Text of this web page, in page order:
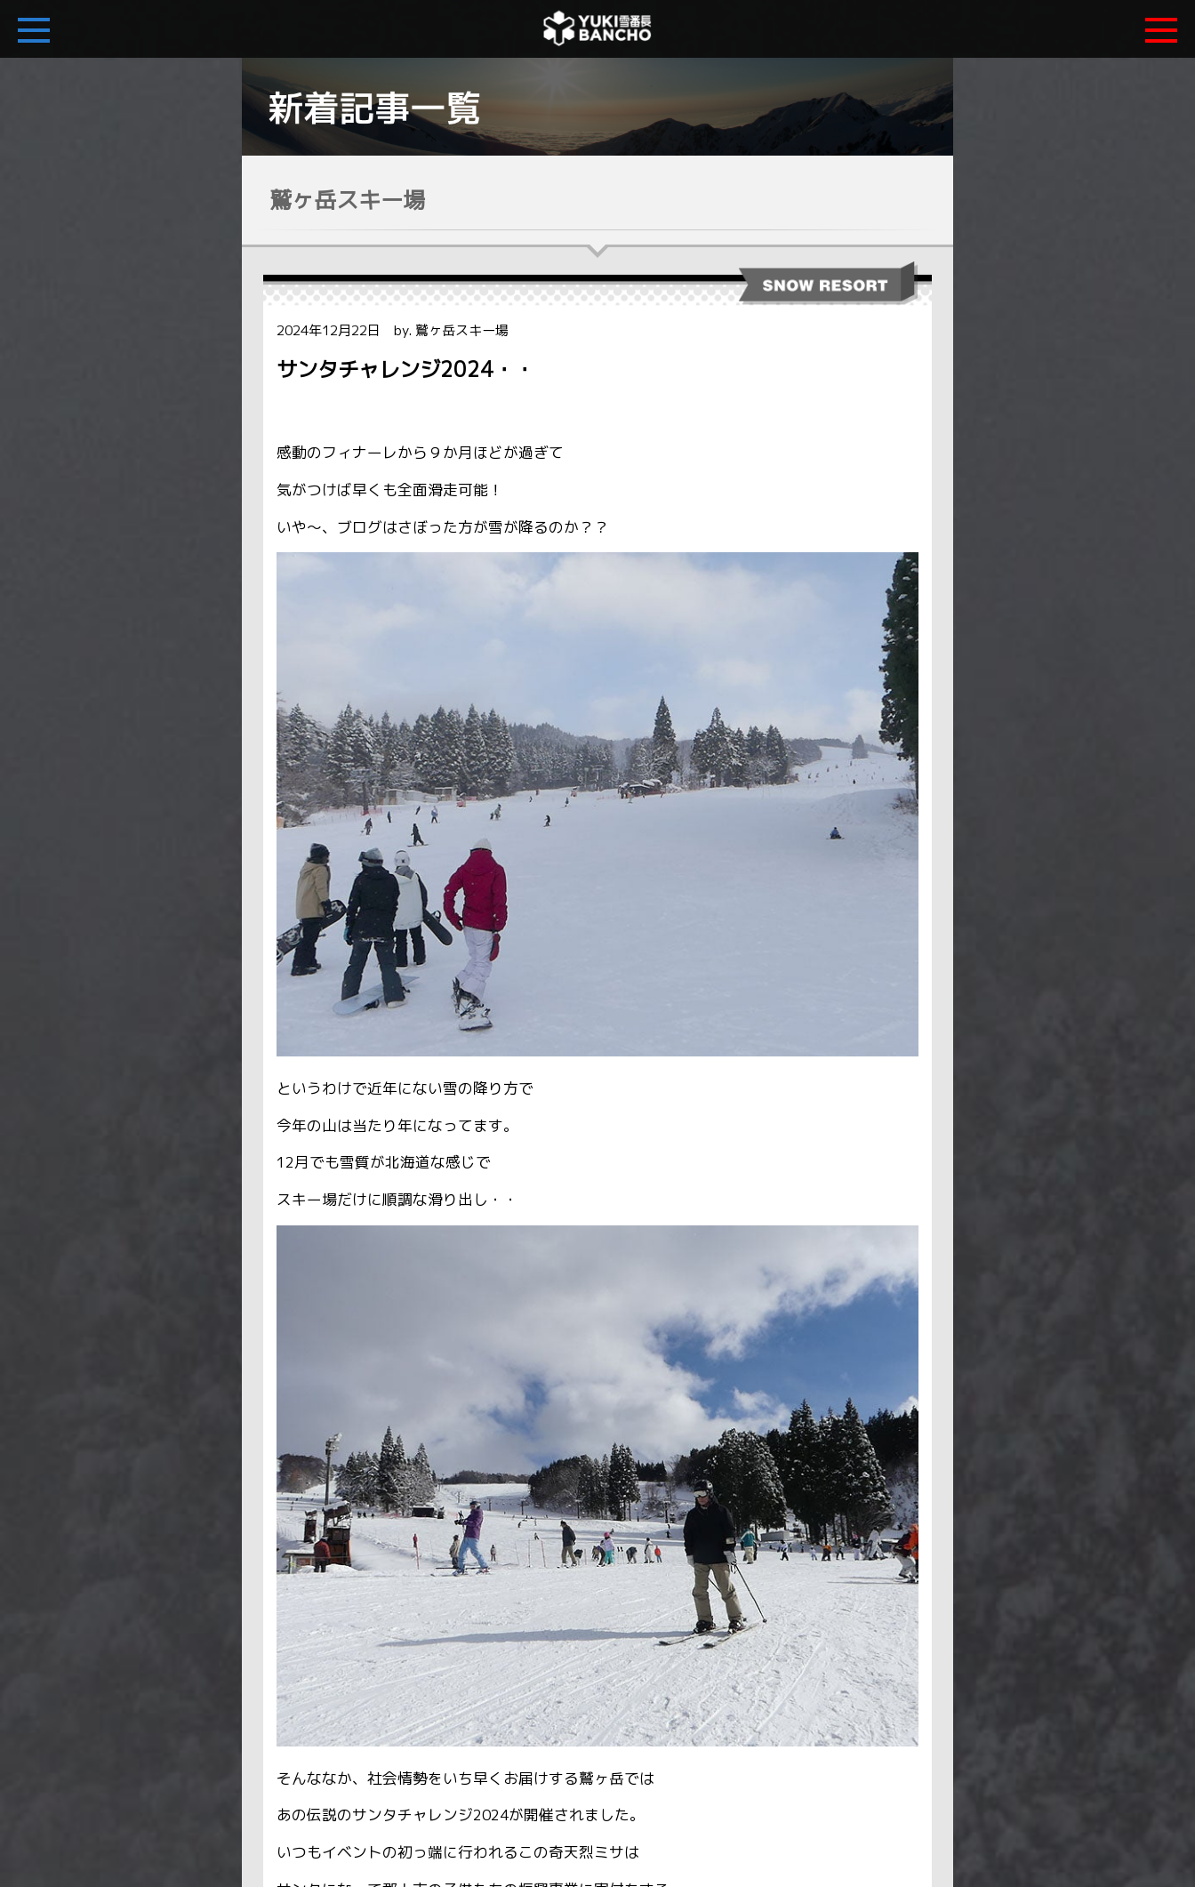
鷲ヶ岳スキー場
2024年12月22日 by. 鷲ヶ岳スキー場
サンタチャレンジ2024・・
感動のフィナーレから９か月ほどが過ぎて
気がつけば早くも全面滑走可能！
いや～、ブログはさぼった方が雪が降るのか？？
というわけで近年にない雪の降り方で
今年の山は当たり年になってます。
12月でも雪質が北海道な感じで
スキー場だけに順調な滑り出し・・
そんななか、社会情勢をいち早くお届けする鷲ヶ岳では
あの伝説のサンタチャレンジ2024が開催されました。
いつもイベントの初っ端に行われるこの奇天烈ミサは